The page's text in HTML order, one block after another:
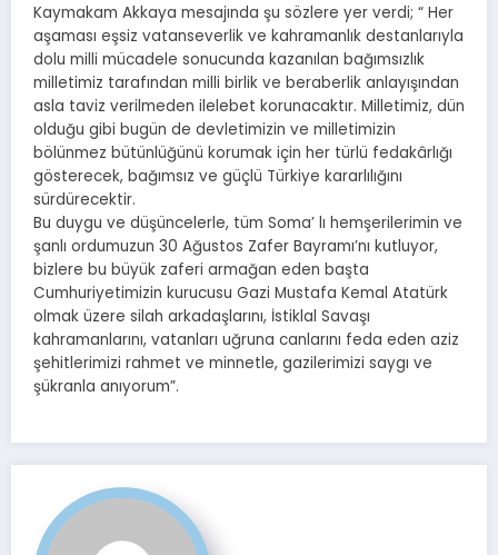
Kaymakam Akkaya mesajında şu sözlere yer verdi; “ Her
aşaması eşsiz vatanseverlik ve kahramanlık destanlarıyla
dolu milli mücadele sonucunda kazanılan bağımsızlık
milletimiz tarafından milli birlik ve beraberlik anlayışından
asla taviz verilmeden ilelebet korunacaktır. Milletimiz, dün
olduğu gibi bugün de devletimizin ve milletimizin
bölünmez bütünlüğünü korumak için her türlü fedakârlığı
gösterecek, bağımsız ve güçlü Türkiye kararlılığını
sürdürecektir.
Bu duygu ve düşüncelerle, tüm Soma’ lı hemşerilerimin ve
şanlı ordumuzun 30 Ağustos Zafer Bayramı’nı kutluyor,
bizlere bu büyük zaferi armağan eden başta
Cumhuriyetimizin kurucusu Gazi Mustafa Kemal Atatürk
olmak üzere silah arkadaşlarını, İstiklal Savaşı
kahramanlarını, vatanları uğruna canlarını feda eden aziz
şehitlerimizi rahmet ve minnetle, gazilerimizi saygı ve
şükranla anıyorum”.